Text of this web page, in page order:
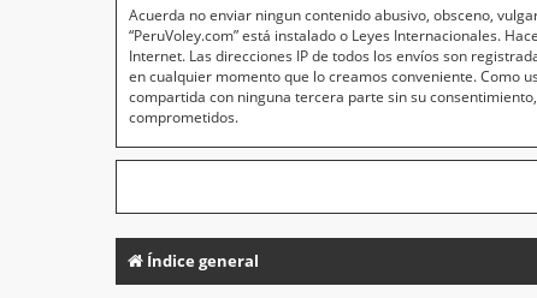
Acuerda no enviar ningun contenido abusivo, obsceno,
“PeruVoley.com” está instalado o Leyes Internacionales.
Internet. Las direcciones IP de todos los envíos son
en cualquier momento que lo creamos conveniente. Como
compartida con ninguna tercera parte sin su
comprometidos.
Índice general